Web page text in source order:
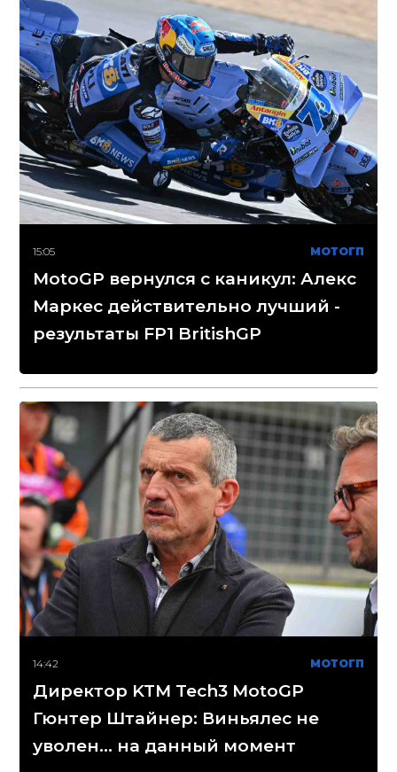
15:05 МОТОГП
MotoGP вернулся с каникул: Алекс
Маркес действительно лучший -
результаты FP1 BritishGP
14:42 МОТОГП
Директор KTM Tech3 MotoGP
Гюнтер Штайнер: Виньялес не
уволен... на данный момент